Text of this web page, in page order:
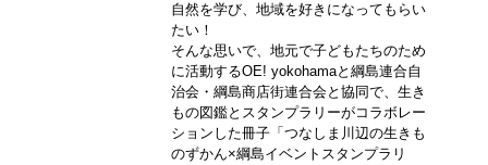
自然を学び、地域を好きになってもらい
たい！
そんな思いで、地元で子どもたちのため
に活動するOE! yokohamaと綱島連合自
治会・綱島商店街連合会と協同で、生き
もの図鑑とスタンプラリーがコラボレー
ションした冊子「つなしま川辺の生きも
のずかん×綱島イベントスタンプラリ